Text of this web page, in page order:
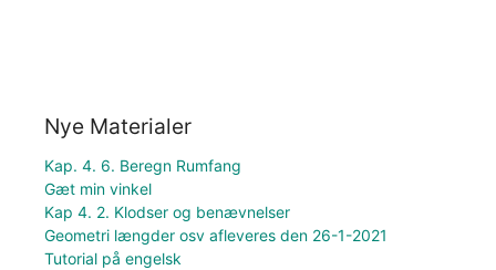
Nye Materialer
Kap. 4. 6. Beregn Rumfang
Gæt min vinkel
Kap 4. 2. Klodser og benævnelser
Geometri længder osv afleveres den 26-1-2021
Tutorial på engelsk